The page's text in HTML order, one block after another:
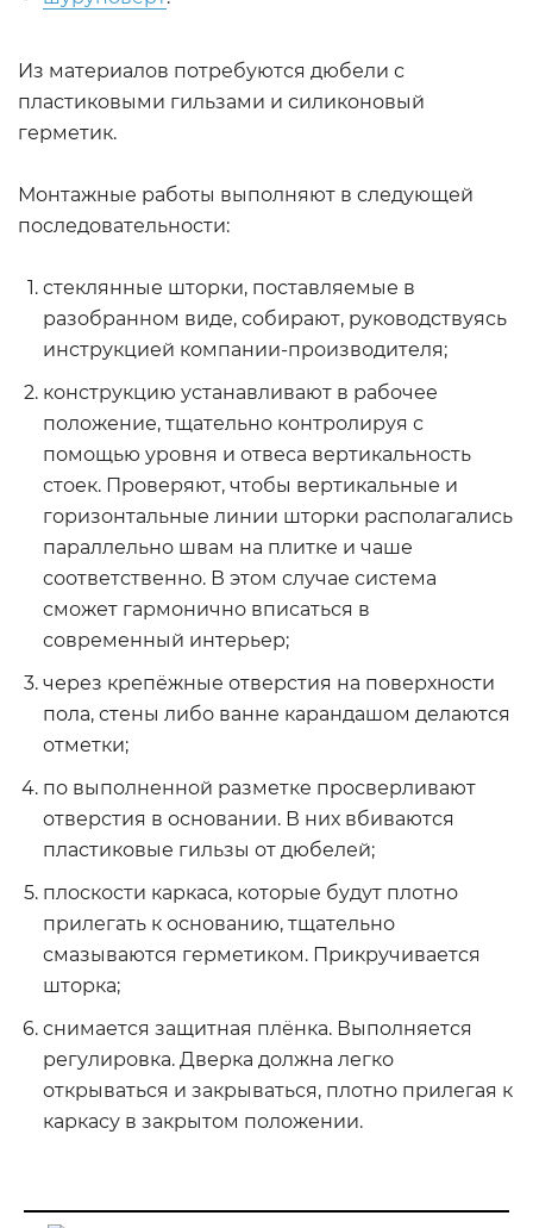
Из материалов потребуются дюбели с
пластиковыми гильзами и силиконовый
герметик.
Монтажные работы выполняют в следующей
последовательности:
стеклянные шторки, поставляемые в
разобранном виде, собирают, руководствуясь
инструкцией компании-производителя;
конструкцию устанавливают в рабочее
положение, тщательно контролируя с
помощью уровня и отвеса вертикальность
стоек. Проверяют, чтобы вертикальные и
горизонтальные линии шторки располагались
параллельно швам на плитке и чаше
соответственно. В этом случае система
сможет гармонично вписаться в
современный интерьер;
через крепёжные отверстия на поверхности
пола, стены либо ванне карандашом делаются
отметки;
по выполненной разметке просверливают
отверстия в основании. В них вбиваются
пластиковые гильзы от дюбелей;
плоскости каркаса, которые будут плотно
прилегать к основанию, тщательно
смазываются герметиком. Прикручивается
шторка;
снимается защитная плёнка. Выполняется
регулировка. Дверка должна легко
открываться и закрываться, плотно прилегая к
каркасу в закрытом положении.